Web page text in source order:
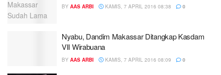
BY AAS ARBI KAMIS, 7 APRIL 2016 08:38 0
Nyabu, Dandim Makassar Ditangkap Kasdam
VII Wirabuana
BY AAS ARBI KAMIS, 7 APRIL 2016 08:09 0